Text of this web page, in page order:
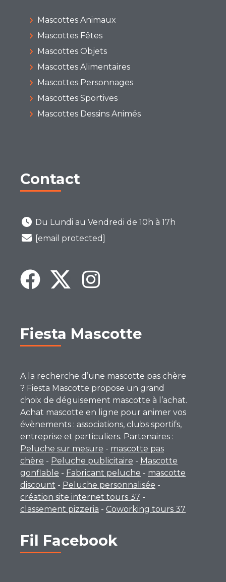
Mascottes Animaux
Mascottes Fêtes
Mascottes Objets
Mascottes Alimentaires
Mascottes Personnages
Mascottes Sportives
Mascottes Dessins Animés
Contact
Du Lundi au Vendredi de 10h à 17h
[email protected]
Fiesta Mascotte
A la recherche d’une mascotte pas chère
? Fiesta Mascotte propose un grand
choix de déguisement mascotte à l’achat.
Achat mascotte en ligne pour animer vos
évènements : associations, clubs sportifs,
entreprise et particuliers. Partenaires :
Peluche sur mesure - mascotte pas
chère - Peluche publicitaire - Mascotte
gonflable - Fabricant peluche - mascotte
discount - Peluche personnalisée -
création site internet tours 37 -
classement pizzeria - Coworking tours 37
Fil Facebook